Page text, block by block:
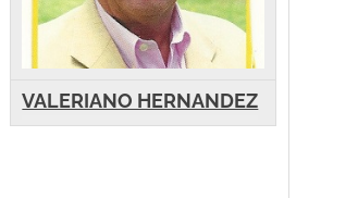
VALERIANO HERNANDEZ